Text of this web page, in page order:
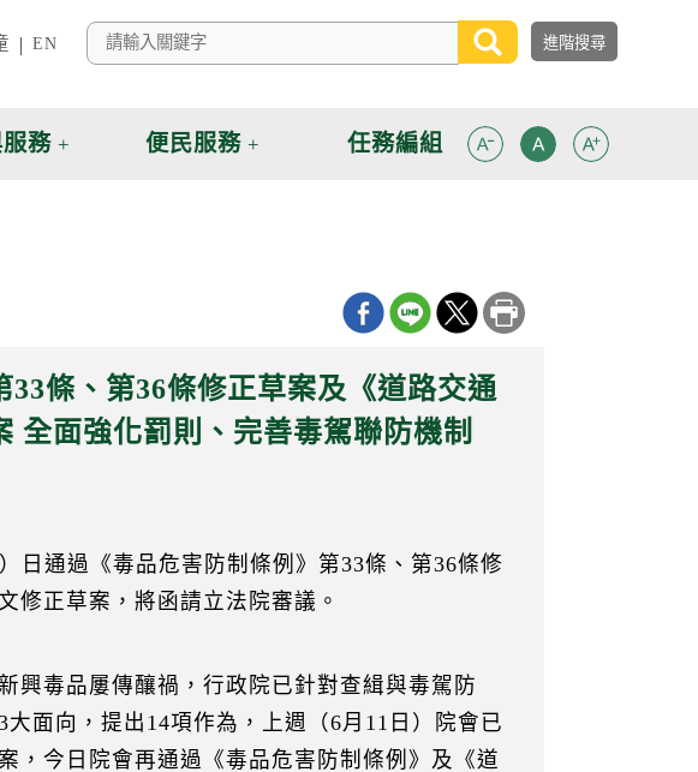
EN
務 便民服務 任務編組
條、第36條修正草案及《道路交通
全面強化罰則、完善毒駕聯防機制
日通過《毒品危害防制條例》第33條、第36條修
修正草案，將函請立法院審議。
興毒品屢傳釀禍，行政院已針對查緝與毒駕防
面向，提出14項作為，上週（6月11日）院會已
，今日院會再通過《毒品危害防制條例》及《道